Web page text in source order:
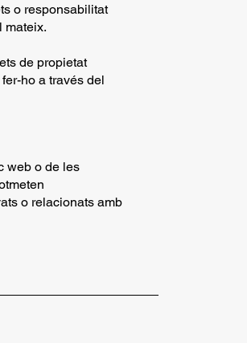
o responsabilitat
mateix.
de propietat
ho a través del
web o de les
o relacionats amb